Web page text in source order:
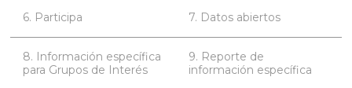
6. Participa 7. Datos abiertos
8. Información específica
para Grupos de Interés
9. Reporte de
información específica